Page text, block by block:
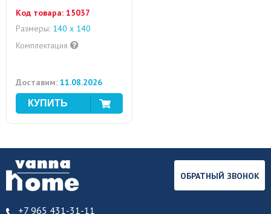
Код товара: 15037
Размеры: 140 x 140
Комплектация
Доставим: 11.08.2026
+7 965 431-31-11
ОБРАТНЫЙ ЗВОНОК